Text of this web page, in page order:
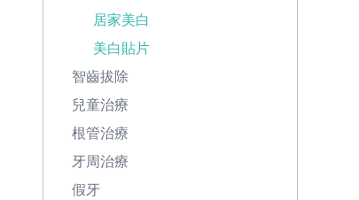
居家美白
美白貼片
智齒拔除
兒童治療
根管治療
牙周治療
假牙